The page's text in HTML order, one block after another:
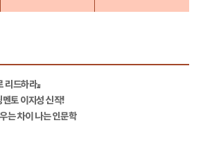
리드하라』
토 이지성 신작!
는 차이 나는 인문학